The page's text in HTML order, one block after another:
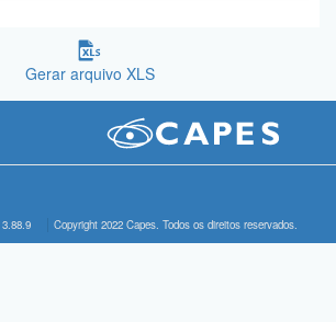
Gerar arquivo XLS
Copyright 2022 Capes. Todos os direitos reservados.